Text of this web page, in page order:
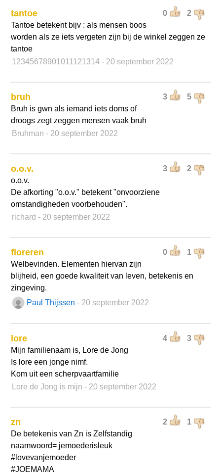
0 2
tantoe
Tantoe betekent bijv : als mensen boos
worden als ze iets vergeten zijn bij de winkel zeggen ze
tantoe
12345678901011121314 - 20 september 2022
3 5
bruh
Bruh is gwn als iemand iets doms of
droogs zegt zeggen mensen vaak bruh
Bruhman - 20 september 2022
3 2
o.o.v.
o.o.v.
De afkorting "o.o.v." betekent "onvoorziene
omstandigheden voorbehouden".
richard - 20 september 2022
0 1
floreren
Welbevinden. Elementen hiervan zijn
blijheid, een goede kwaliteit van leven, betekenis en
zingeving.
Paul Thijssen - 20 september 2022
4 3
lore
Mijn familienaam is, Lore de Jong
Is lore een jonge nimf.
Kom uit een scherpvaartfamilie
Lore de Jong is mijn - 20 september 2022
2 1
zn
De betekenis van Zn is Zelfstandig
naamwoord= jemoederisleuk
#lovevanjemoeder
#JOEMAMA